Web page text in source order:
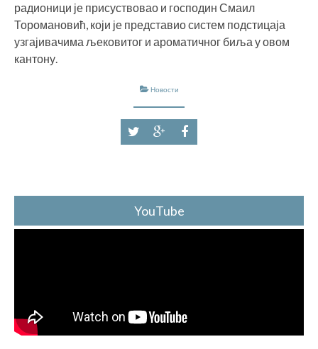
радионици је присуствовао и господин Смаил
Торомановић, који је представио систем подстицаја
узгајивачима љековитог и ароматичног биља у овом
кантону.
Новости
YouTube